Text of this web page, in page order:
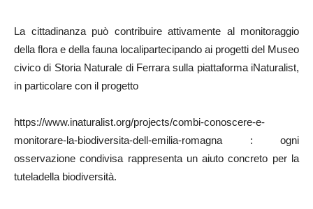
La cittadinanza può contribuire attivamente al monitoraggio
della flora e della fauna localipartecipando ai progetti del Museo
civico di Storia Naturale di Ferrara sulla piattaforma iNaturalist,
in particolare con il progetto
https://www.inaturalist.org/projects/combi-conoscere-e-
monitorare-la-biodiversita-dell-emilia-romagna : ogni
osservazione condivisa rappresenta un aiuto concreto per la
tuteladella biodiversità.